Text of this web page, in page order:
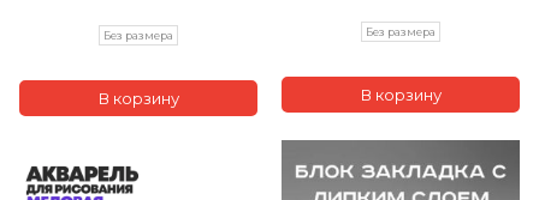
Без размера Без размера